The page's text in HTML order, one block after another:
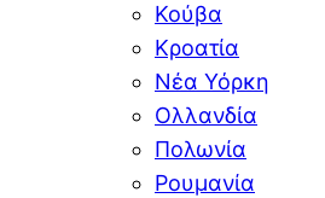
Κούβα
Κροατία
Νέα Υόρκη
Ολλανδία
Πολωνία
Ρουμανία